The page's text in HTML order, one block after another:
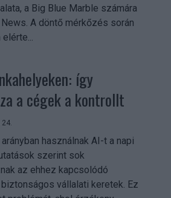
a Big Blue Marble számára
News. A döntő mérkőzés során
így
a cégek a kontrollt
használnak AI-t a napi
szerint sok
az ehhez kapcsolódó
vállalati keretek. Ez